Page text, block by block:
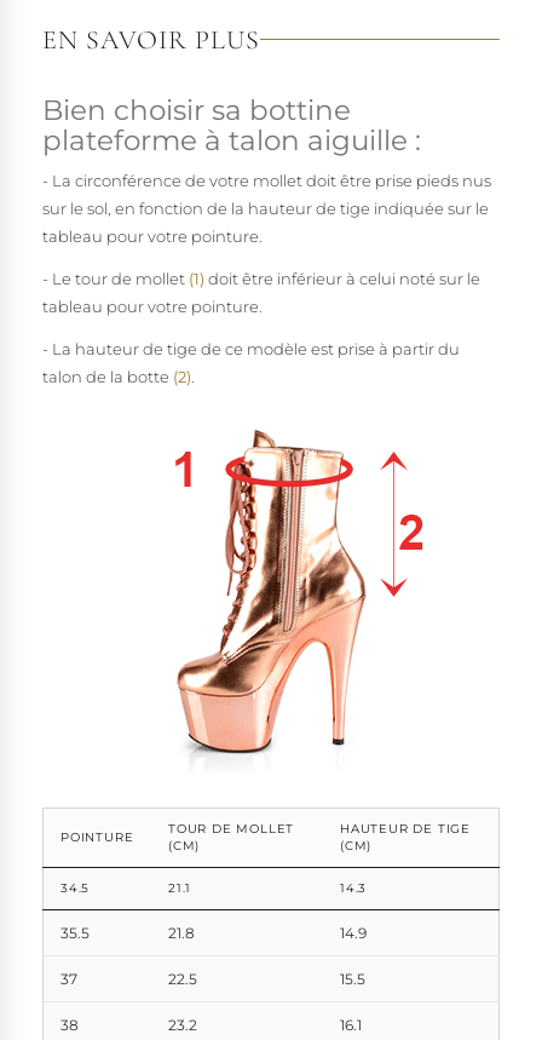
EN SAVOIR PLUS
Bien choisir sa bottine
plateforme à talon aiguille :
- La circonférence de votre mollet doit être prise pieds nus
sur le sol, en fonction de la hauteur de tige indiquée sur le
tableau pour votre pointure.
- Le tour de mollet (1) doit être inférieur à celui noté sur le
tableau pour votre pointure.
- La hauteur de tige de ce modèle est prise à partir du
talon de la botte (2)
POINTURE
TOUR DE MOLLET
(CM)
HAUTEUR DE TIGE
(CM)
34.5 21.1 14.3
35.5 21.8 14.9
37 22.5 15.5
38 23.2 16.1